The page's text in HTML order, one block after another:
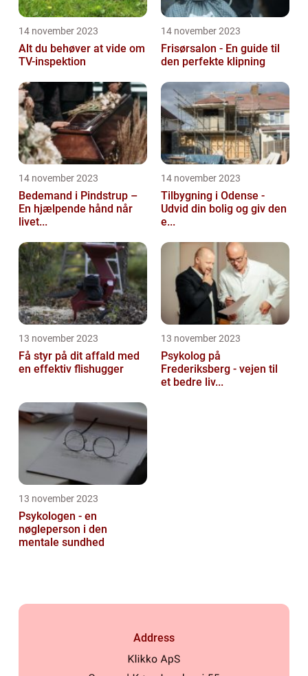
14 november 2023
Alt du behøver at vide om
TV-inspektion
14 november 2023
Frisørsalon - En guide til
den perfekte klipning
14 november 2023
Bedemand i Pindstrup –
En hjælpende hånd når
livet...
14 november 2023
Tilbygning i Odense -
Udvid din bolig og giv den
e...
13 november 2023
Få styr på dit affald med
en effektiv flishugger
13 november 2023
Psykolog på
Frederiksberg - vejen til
et bedre liv...
13 november 2023
Psykologen - en
nøgleperson i den
mentale sundhed
Address